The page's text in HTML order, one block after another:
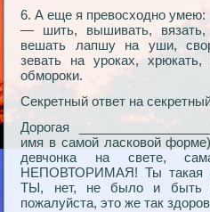
6. А еще я превосходно умею:
— шить, вышивать, вязать,
вешать лапшу на уши,
зевать на уроках,
обмороки.
Секретный ответ на
Дорогая
имя в самой ласковой
девчонка на свете,
НЕПОВТОРИМАЯ! Ты такая
ТЫ, нет, не было и быть
пожалуйста, это же так